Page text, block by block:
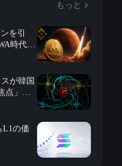
もっと
を引
時代に
が韓国
点」を
在庫、
L1の価